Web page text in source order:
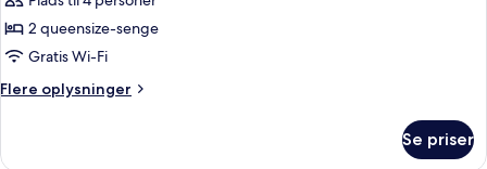
4
personer
2
2 queensize-senge
Gratis Wi-Fi
Flere oplysninger
Flere
Se priser